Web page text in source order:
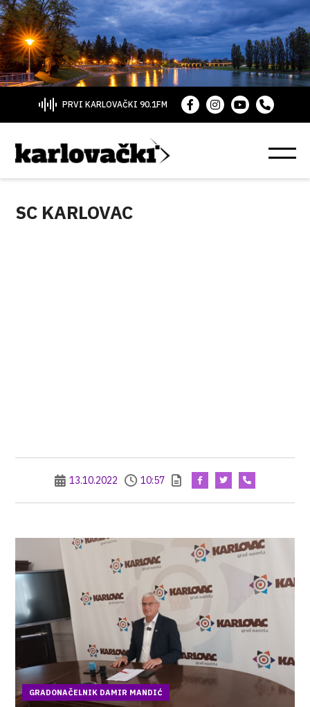
PRVI KARLOVAČKI 90.1FM
SC KARLOVAC
13.10.2022 10:57
GRADONAČELNIK DAMIR MANDIĆ